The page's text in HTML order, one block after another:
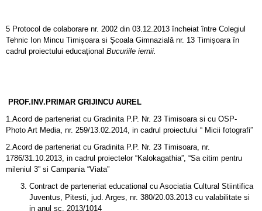
5 Protocol de colaborare nr. 2002 din 03.12.2013 încheiat între Colegiul
Tehnic Ion Mincu Timișoara si Școala Gimnazială nr. 13 Timișoara în
cadrul proiectului educațional Bucuriile iernii.
PROF.INV.PRIMAR GRIJINCU AUREL
1.Acord de parteneriat cu Gradinita P.P. Nr. 23 Timisoara si cu OSP-
Photo Art Media, nr. 259/13.02.2014, in cadrul proiectului “ Micii fotografi”
2.Acord de parteneriat cu Gradinita P.P. Nr. 23 Timisoara, nr.
1786/31.10.2013, in cadrul proiectelor “Kalokagathia”, “Sa citim pentru
mileniul 3” si Campania “Viata”
Contract de parteneriat educational cu Asociatia Cultural Stiintifica
Juventus, Pitesti, jud. Arges, nr. 380/20.03.2013 cu valabilitate si
in anul sc. 2013/1014